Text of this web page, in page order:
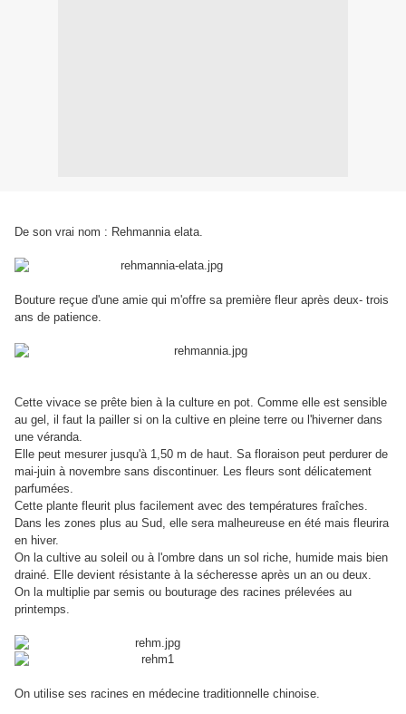
De son vrai nom : Rehmannia elata.
Bouture reçue d'une amie qui m'offre sa première fleur après deux- trois
ans de patience.
Cette vivace se prête bien à la culture en pot. Comme elle est sensible
au gel, il faut la pailler si on la cultive en pleine terre ou l'hiverner dans
une véranda.
Elle peut mesurer jusqu'à 1,50 m de haut. Sa floraison peut perdurer de
mai-juin à novembre sans discontinuer. Les fleurs sont délicatement
parfumées.
Cette plante fleurit plus facilement avec des températures fraîches.
Dans les zones plus au Sud, elle sera malheureuse en été mais fleurira
en hiver.
On la cultive au soleil ou à l'ombre dans un sol riche, humide mais bien
drainé. Elle devient résistante à la sécheresse après un an ou deux.
On la multiplie par semis ou bouturage des racines prélevées au
printemps.
On utilise ses racines en médecine traditionnelle chinoise.